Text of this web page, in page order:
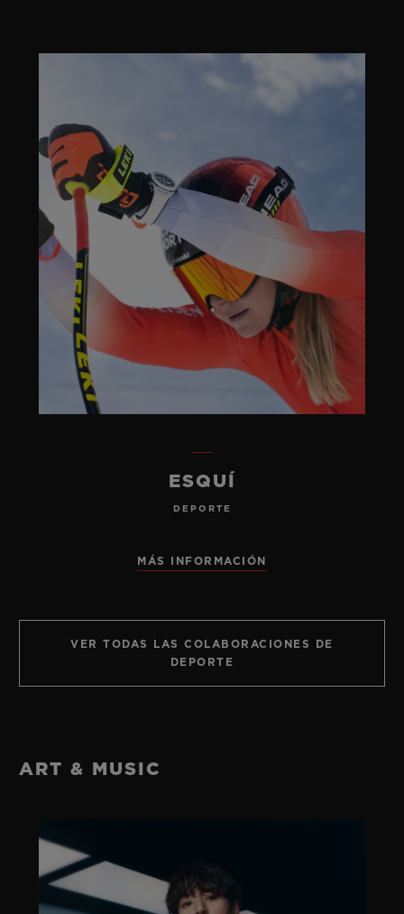
ESQUÍ
DEPORTE
MÁS INFORMACIÓN
VER TODAS LAS COLABORACIONES DE
DEPORTE
ART & MUSIC